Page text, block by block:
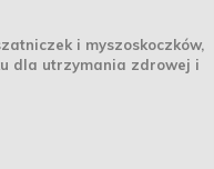
i myszoskoczków,
dla utrzymania zdrowej i